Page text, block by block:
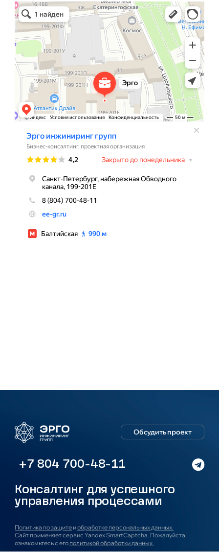
Эрго Инжиниринг групп
Бизнес-консалтинг в Санкт‑Петербурге
Проектная организация в Санкт‑Петербурге
+7 804 700-48-11
Обсудить проект
Консалтинг для успешного
управления процессами
Политика по защите иобработке персональных данных.
Сайт применяет сервис Yandex SmartCaptcha. Пожалуйста,
ознакомьтесь с его политикой обработки данных.